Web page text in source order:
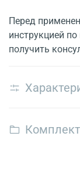
Перед
инструкцией
получить